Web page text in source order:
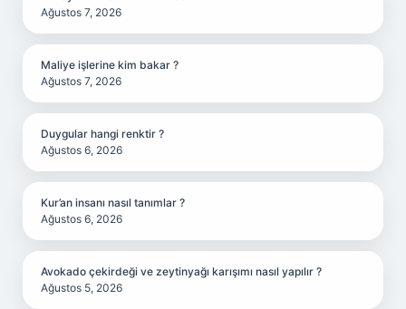
Ağustos 7, 2026
Maliye işlerine kim bakar ?
Ağustos 7, 2026
Duygular hangi renktir ?
Ağustos 6, 2026
Kur’an insanı nasıl tanımlar ?
Ağustos 6, 2026
Avokado çekirdeği ve zeytinyağı karışımı nasıl yapılır ?
Ağustos 5, 2026